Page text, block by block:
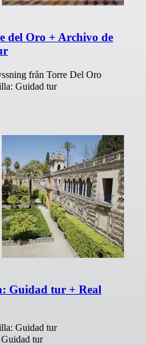
del Oro + Archivo de
från Torre Del Oro
Guidad tur
Guidad tur + Real
Guidad tur
tur